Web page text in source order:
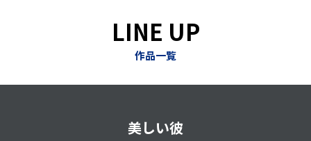
LINE UP
作品一覧
美しい彼